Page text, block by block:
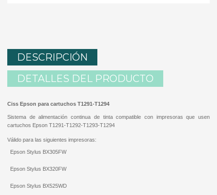
DESCRIPCIÓN
DETALLES DEL PRODUCTO
Ciss Epson para cartuchos T1291-T1294
Sistema de alimentación continua de tinta compatible con impresoras que usen
cartuchos Epson T1291-T1292-T1293-T1294
Válido para las siguientes impresoras:
Epson Stylus BX305FW
Epson Stylus BX320FW
Epson Stylus BX525WD